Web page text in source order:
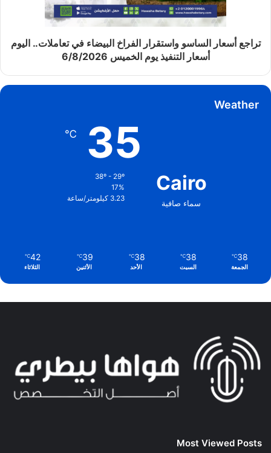
تراجع أسعار الساسو واستقرار الفراخ البيضاء في تعاملات.. اليوم
أسعار التنفيذ يوم الخميس 6/8/2026
Weather
Cairo
سماء صافية
35
℃
38º - 29º
17%
3.23 كيلومتر/ساعة
38
℃
الجمعة
38
℃
السبت
38
℃
الأحد
39
℃
الأثنين
42
℃
الثلاثاء
Most Viewed Posts